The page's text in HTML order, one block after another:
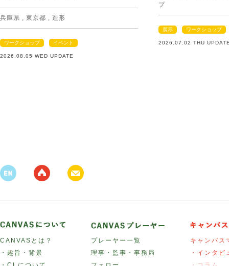
兵庫県 東京都 造形
ワークショップ イベント
2026.08.05 WED UPDATE
プ
展示 ワークショップ
2026.07.02 THU
CANVASとは？
・趣旨・背景
プレーヤー一覧
理事・監事・事務局
キャンバス
・インタビ